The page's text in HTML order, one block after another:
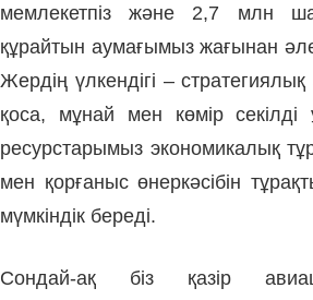
мем­лекет­піз және 2,7 млн
құрайтын аумағымыз жағынан
Жердің үлкендігі –
қоса, мұнай мен көмір секілді
ресурстарымыз эко­но­микалық
мен қор­ғаныс өнеркәсібін
мүмкіндік береді.
Сондай-ақ біз қазір